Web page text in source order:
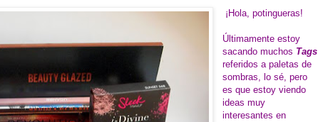
¡Hola, potingueras!
Últimamente estoy
sacando muchos Tags
referidos a paletas de
sombras, lo sé, pero
es que estoy viendo
ideas muy
interesantes en